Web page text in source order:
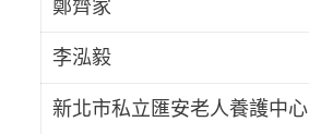
鄭齊家
李泓毅
新北市私立匯安老人養護中心